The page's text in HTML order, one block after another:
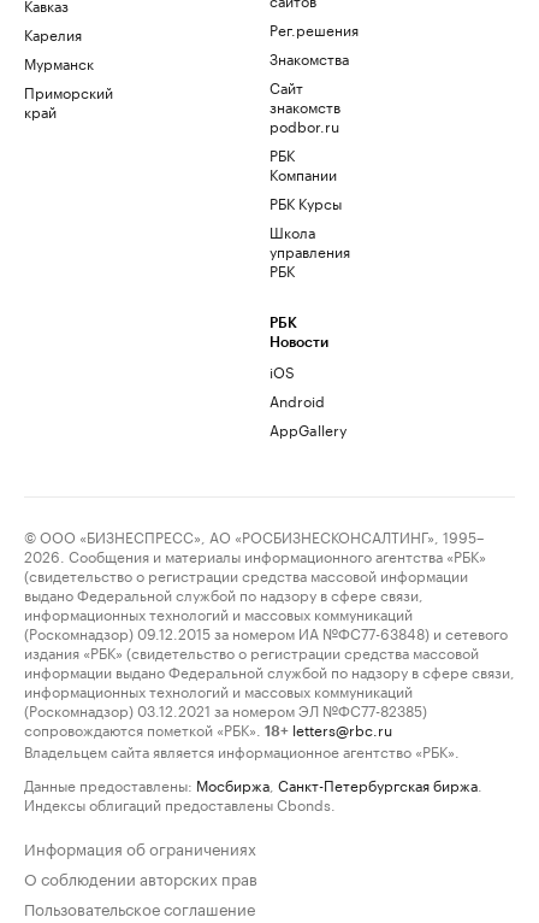
Карелия
Мурманск
Приморский
край
Рег.решения
Знакомства
Сайт
знакомств
podbor.ru
РБК
Компании
РБК Курсы
Школа
управления
РБК
РБК
Новости
iOS
Android
AppGallery
© ООО «БИЗНЕСПРЕСС», АО «РОСБИЗНЕСКОНСАЛТИНГ», 1995–
2026. Сообщения и материалы информационного агентства «РБК»
(свидетельство о регистрации средства массовой информации
выдано Федеральной службой по надзору в сфере связи,
информационных технологий и массовых коммуникаций
(Роскомнадзор) 09.12.2015 за номером ИА №ФС77-63848) и сетевого
издания «РБК» (свидетельство о регистрации средства массовой
информации выдано Федеральной службой по надзору в сфере связи,
информационных технологий и массовых коммуникаций
(Роскомнадзор) 03.12.2021 за номером ЭЛ №ФС77-82385)
сопровождаются пометкой «РБК».
18+ letters@rbc.ru
Владельцем сайта является информационное агентство «РБК».
Данные предоставлены: Мосбиржа Санкт-Петербургская биржа
Индексы облигаций предоставлены Cbonds.
Информация об ограничениях
О соблюдении авторских прав
Пользовательское соглашение